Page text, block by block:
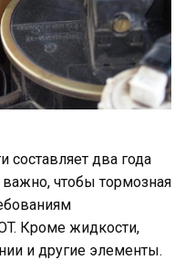
два года
чтобы тормозная
Кроме жидкости,
и другие элементы.